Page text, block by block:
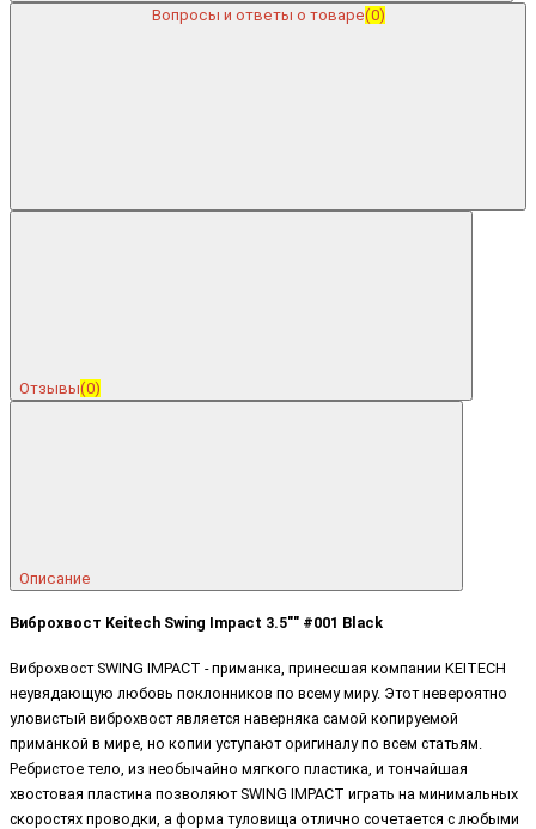
Вопросы и ответы о товаре(0)
Отзывы(0)
Описание
Виброхвост Keitech Swing Impact 3.5"" #001 Black
Виброхвост SWING IMPACT - приманка, принесшая компании KEITECH
неувядающую любовь поклонников по всему миру. Этот невероятно
уловистый виброхвост является наверняка самой копируемой
приманкой в мире, но копии уступают оригиналу по всем статьям.
Ребристое тело, из необычайно мягкого пластика, и тончайшая
хвостовая пластина позволяют SWING IMPACT играть на минимальных
скоростях проводки, а форма туловища отлично сочетается с любыми